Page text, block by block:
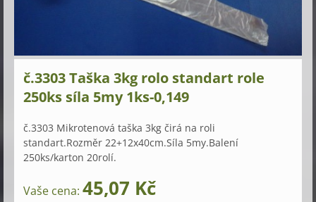
č.3303 Taška 3kg rolo standart role
250ks síla 5my 1ks-0,149
č.3303 Mikrotenová taška 3kg čirá na roli
standart.Rozměr 22+12x40cm.Síla 5my.Balení
250ks/karton 20rolí.
Vaše cena: 45,07 Kč